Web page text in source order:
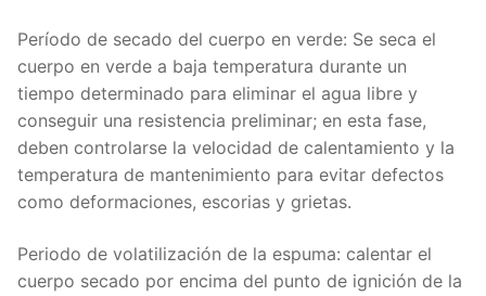
Período de secado del cuerpo en verde: Se seca el
cuerpo en verde a baja temperatura durante un
tiempo determinado para eliminar el agua libre y
conseguir una resistencia preliminar; en esta fase,
deben controlarse la velocidad de calentamiento y la
temperatura de mantenimiento para evitar defectos
como deformaciones, escorias y grietas.
Periodo de volatilización de la espuma: calentar el
cuerpo secado por encima del punto de ignición de la